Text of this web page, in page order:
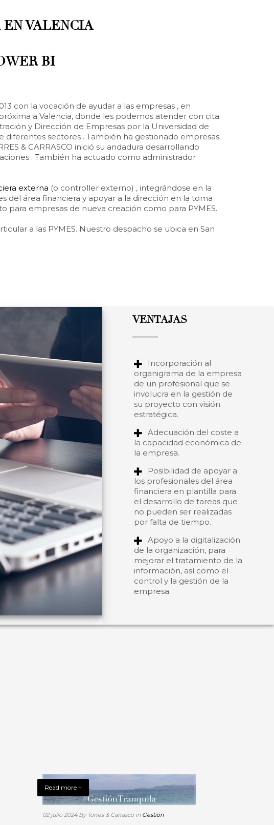
VALENCIA
BI
con la vocación de ayudar a las empresas , en
a Valencia, donde les podemos atender con cita
y Dirección de Empresas por la Universidad de
sectores . También ha gestionado empresas
& CARRASCO inició su andadura desarrollando
. También ha actuado como administrador
externa (o controller externo) , integrándose en la
del área financiera y apoyar a la dirección en la toma
para empresas de nueva creación como para PYMES.
a las PYMES. Nuestro despacho se ubica en San
VENTAJAS
Incorporación al
organigrama de la empresa
de un profesional que se
involucra en la gestión de
su proyecto con visión
estratégica.
Adecuación del coste a
la capacidad económica de
la empresa.
Posibilidad de apoyar a
los profesionales del área
financiera en plantilla para
el desarrollo de tareas que
no pueden ser realizadas
por falta de tiempo.
Apoyo a la digitalización
de la organización, para
mejorar el tratamiento de la
información, así como el
control y la gestión de la
empresa.
Read more +
02 julio 2024 By Torres & Carrasco in Gestión